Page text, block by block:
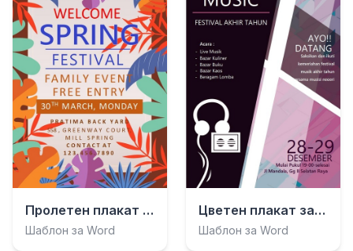
Пролетен плакат „Добре дошли“
Шаблон за Word
Цветен плакат за музикален фестивал
Шаблон за Word